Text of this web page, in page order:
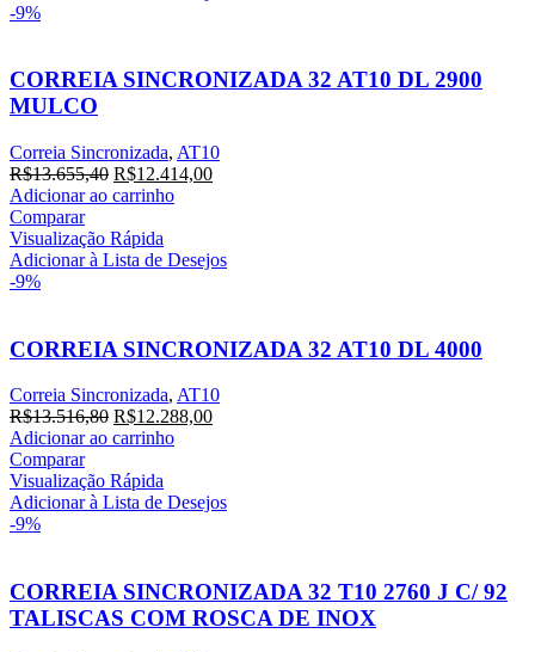
-9%
CORREIA SINCRONIZADA 32 AT10 DL 2900
MULCO
Correia Sincronizada, AT10
R$13.655,40 R$12.414,00
Adicionar ao carrinho
Comparar
Visualização Rápida
Adicionar à Lista de Desejos
-9%
CORREIA SINCRONIZADA 32 AT10 DL 4000
Correia Sincronizada, AT10
R$13.516,80 R$12.288,00
Adicionar ao carrinho
Comparar
Visualização Rápida
Adicionar à Lista de Desejos
-9%
CORREIA SINCRONIZADA 32 T10 2760 J C/ 92
TALISCAS COM ROSCA DE INOX